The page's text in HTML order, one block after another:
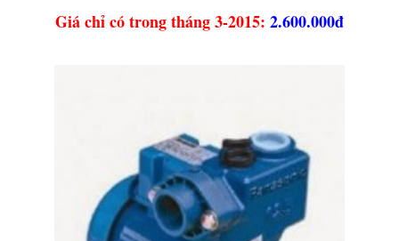
Giá chỉ có trong tháng 3-2015: 2.600.000đ